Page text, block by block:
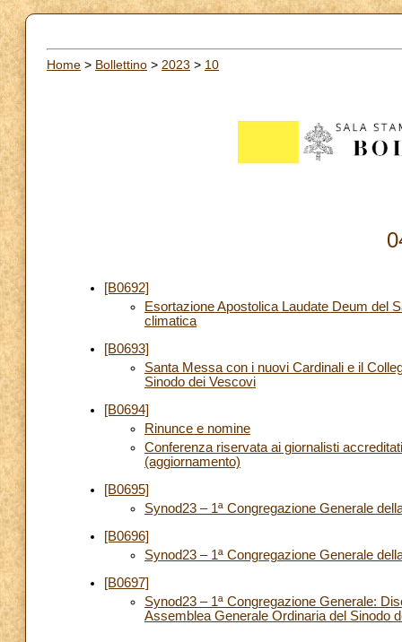
Home > Bollettino > 2023 > 10
[B0692]
Esortazione Apostolica Laudate Deum del
climatica
[B0693]
Santa Messa con i nuovi Cardinali e il
Sinodo dei Vescovi
[B0694]
Rinunce e nomine
Conferenza riservata ai giornalisti
(aggiornamento)
[B0695]
Synod23 – 1ª Congregazione Generale
[B0696]
Synod23 – 1ª Congregazione Generale
[B0697]
Synod23 – 1ª Congregazione Generale:
Assemblea Generale Ordinaria del Sinodo